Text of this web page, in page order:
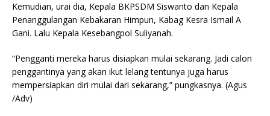
Kemudian, urai dia, Kepala BKPSDM Siswanto dan Kepala
Penanggulangan Kebakaran Himpun, Kabag Kesra Ismail A
Gani. Lalu Kepala Kesebangpol Suliyanah.
“Pengganti mereka harus disiapkan mulai sekarang. Jadi calon
penggantinya yang akan ikut lelang tentunya juga harus
mempersiapkan diri mulai dari sekarang,” pungkasnya. (Agus
/Adv)